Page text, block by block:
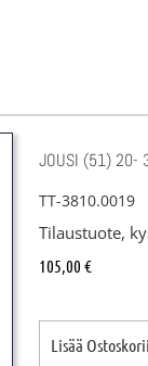
JOUSI (51) 20-
TT-3810.0019
Tilaustuote,
105,00 €
Lisää